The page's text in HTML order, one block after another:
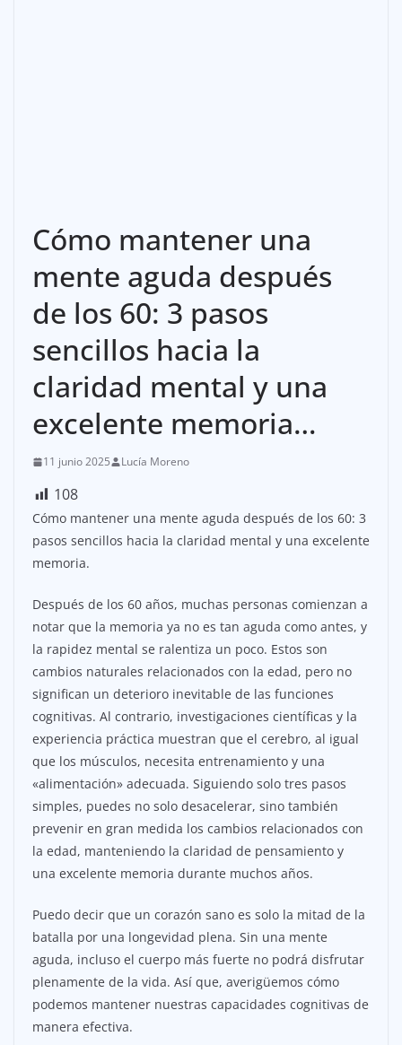
Cómo mantener una
mente aguda después
de los 60: 3 pasos
sencillos hacia la
claridad mental y una
excelente memoria…
11 junio 2025 Lucía Moreno
108
Cómo mantener una mente aguda después de los 60: 3
pasos sencillos hacia la claridad mental y una excelente
memoria.
Después de los 60 años, muchas personas comienzan a
notar que la memoria ya no es tan aguda como antes, y
la rapidez mental se ralentiza un poco. Estos son
cambios naturales relacionados con la edad, pero no
significan un deterioro inevitable de las funciones
cognitivas. Al contrario, investigaciones científicas y la
experiencia práctica muestran que el cerebro, al igual
que los músculos, necesita entrenamiento y una
«alimentación» adecuada. Siguiendo solo tres pasos
simples, puedes no solo desacelerar, sino también
prevenir en gran medida los cambios relacionados con
la edad, manteniendo la claridad de pensamiento y
una excelente memoria durante muchos años.
Puedo decir que un corazón sano es solo la mitad de la
batalla por una longevidad plena. Sin una mente
aguda, incluso el cuerpo más fuerte no podrá disfrutar
plenamente de la vida. Así que, averigüemos cómo
podemos mantener nuestras capacidades cognitivas de
manera efectiva.